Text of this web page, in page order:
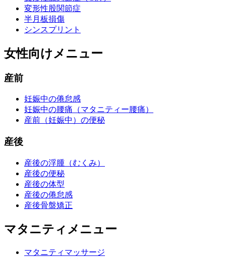
変形性股関節症
半月板損傷
シンスプリント
女性向けメニュー
産前
妊娠中の倦怠感
妊娠中の腰痛（マタニティー腰痛）
産前（妊娠中）の便秘
産後
産後の浮腫（むくみ）
産後の便秘
産後の体型
産後の倦怠感
産後骨盤矯正
マタニティメニュー
マタニティマッサージ